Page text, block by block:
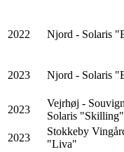
2022 Njord - Solaris
2023 Njord - Solaris
2023
Vejrhøj -
Solaris "Skilling"
2023
Stokkeby
"Liva"